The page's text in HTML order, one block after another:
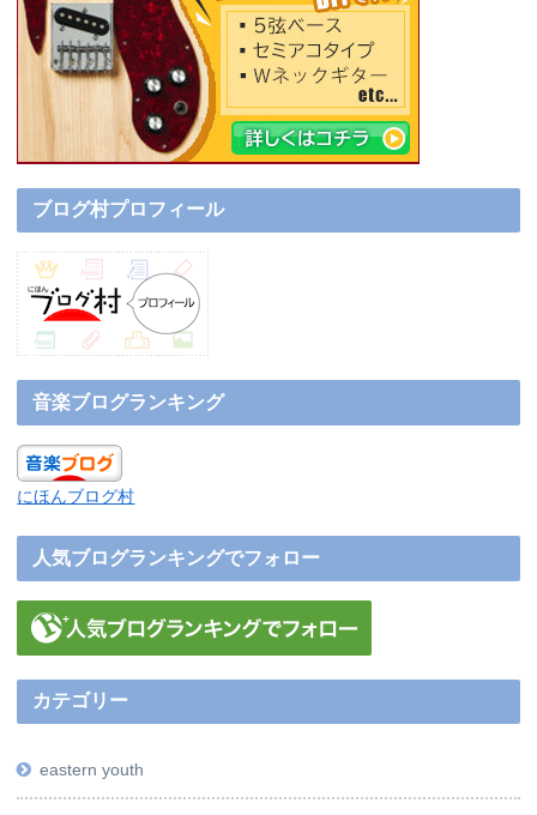
ブログ村プロフィール
音楽ブログランキング
にほんブログ村
人気ブログランキングでフォロー
カテゴリー
eastern youth